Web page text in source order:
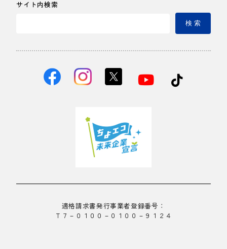
サイト内検索
検 索
適格請求書発行事業者登録番号：
Ｔ７－０１００－０１００－９１２４